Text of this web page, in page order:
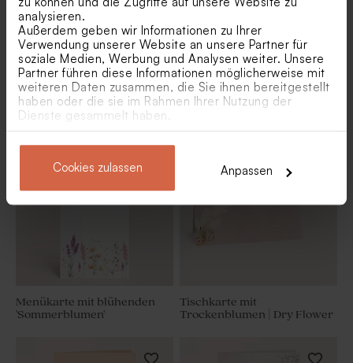
analysieren.
Außerdem geben wir Informationen zu Ihrer
Verwendung unserer Website an unsere Partner für
soziale Medien, Werbung und Analysen weiter. Unsere
Partner führen diese Informationen möglicherweise mit
weiteren Daten zusammen, die Sie ihnen bereitgestellt
haben oder die sie im Rahmen Ihrer Nutzung der
Dienste gesammelt haben.
Cookies zulassen Anpassen
Menükkarte Arche Noah Tischkarte | Blumenwiese
Menükarte mit blühenden
'Sommerblumen'
Tischkarte mit
Trockenblumen | Dry Flower